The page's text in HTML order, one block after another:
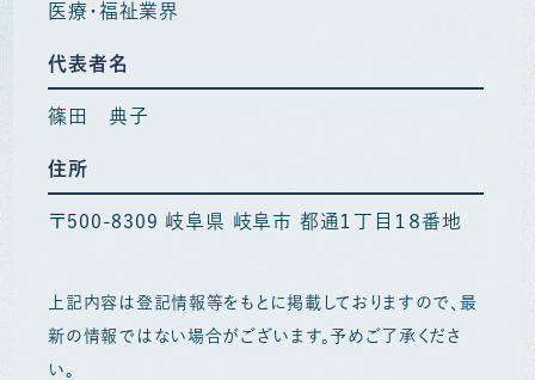
医療・福祉業界
代表者名
篠田 典子
住所
〒500-8309 岐阜県 岐阜市 都通１丁目１８番地
上記内容は登記情報等をもとに掲載しておりますので、最
新の情報ではない場合がございます。予めご了承くださ
い。